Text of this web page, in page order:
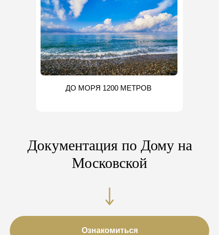
ДО МОРЯ 1200 МЕТРОВ
Документация по Дому на
Московской
Ознакомиться